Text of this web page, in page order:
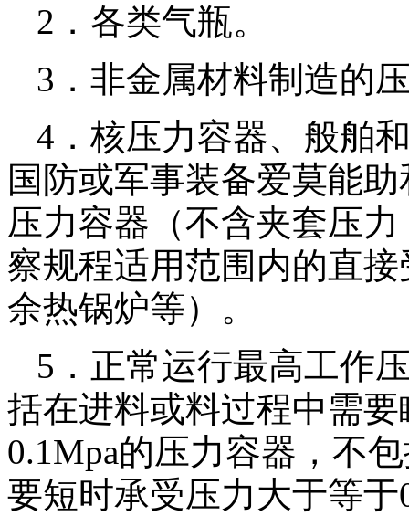
2．各类气瓶。
3．非金属材料制造的
4．核压力容器、般舶
国防或军事装备爱莫能
压力容器（不含夹套压
察规程适用范围内的直
余热锅炉等）。
5．正常运行最高工作
括在进料或料过程中需
0.1Mpa的压力容器，不
要短时承受压力大于等